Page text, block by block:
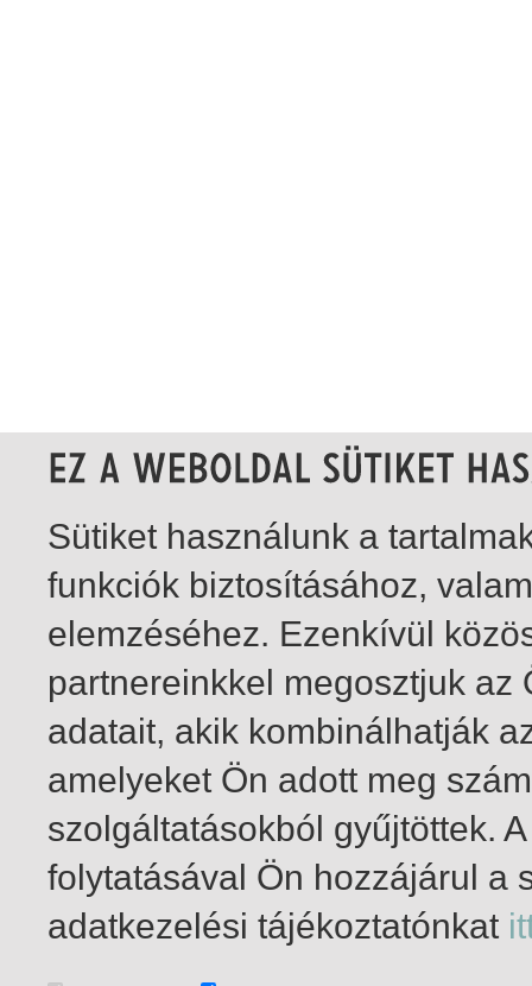
1-1 / insgesamt 1 Treffer
Sütiket használunk a
funkciók biztosításához,
elemzéséhez. Ezenkívül
partnereinkkel megosztjuk
adatait, akik kombinálhatják
amelyeket Ön adott meg
szolgáltatásokból gyűjtöttek.
folytatásával Ön hozzájárul a
adatkezelési tájékoztatónkat